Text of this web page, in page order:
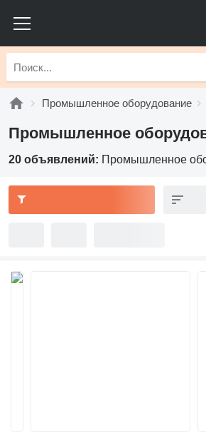
Промышленное оборудование
Промышленное
20 объявлений: Промышленное